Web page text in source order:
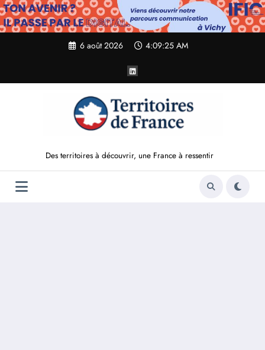
Aller
au
contenu
6 août 2026 4:09:26 AM
Des territoires à découvrir, une France à ressentir